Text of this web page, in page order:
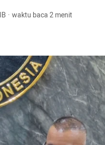
· waktu baca 2 menit